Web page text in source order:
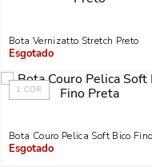
Bota Vernizatto Stretch Preto
Indisponível
1 COR
Bota Couro Pelica Soft Bico Fino
Indisponível